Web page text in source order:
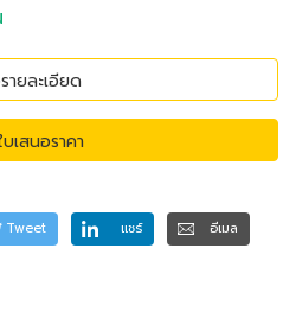
ายละเอียด
เสนอราคา
Tweet แชร์
อีเมล